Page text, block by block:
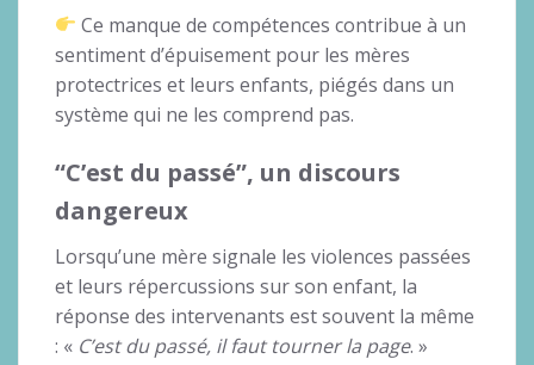
Ce manque de compétences contribue à un
sentiment d’épuisement pour les mères
protectrices et leurs enfants, piégés dans un
système qui ne les comprend pas.
“C’est du passé”, un discours
dangereux
Lorsqu’une mère signale les violences passées
et leurs répercussions sur son enfant, la
réponse des intervenants est souvent la même
: « C’est du passé, il faut tourner la page. »